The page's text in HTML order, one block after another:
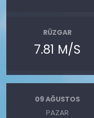
RÜZGAR
7.81 M/S
09 AĞUSTOS
PAZAR